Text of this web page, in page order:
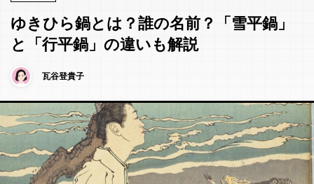
ゆきひら鍋とは？誰の名前？「雪平鍋」
と「行平鍋」の違いも解説
瓦谷登貴子